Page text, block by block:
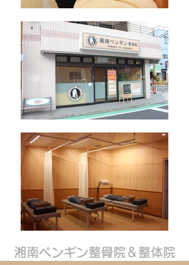
湘南ペンギン整骨院＆整体院